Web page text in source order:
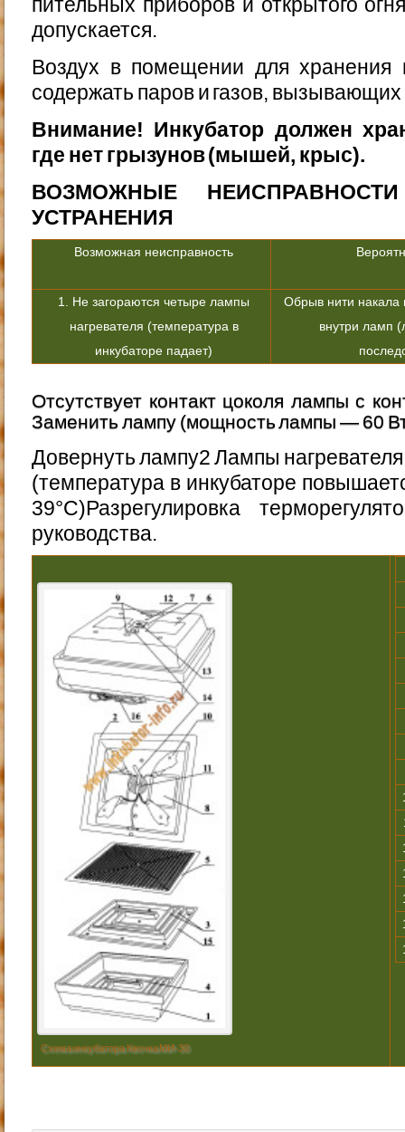
допускается.
Воздух в помещении для хранения
содержать паров и газов,
Внимание! Инкубатор должен
где нет грызунов (мы­шей, крыс).
ВОЗМОЖНЫЕ
УСТРАНЕНИЯ
Возможная неисправность
1. Не загораются четыре лампы
нагревателя (температура в
инкубаторе падает)
Обрыв нити накала
внутри ламп
Отсутствует контакт цоко­ля лампы с
Заменить лампу (мощ­ность лампы — 60
Довернуть лампу2 Лампы нагревателя
(температура в инкубато­ре
39°С)Разрегулировка
руководства.
Схема инкубатора Квочка МИ-30